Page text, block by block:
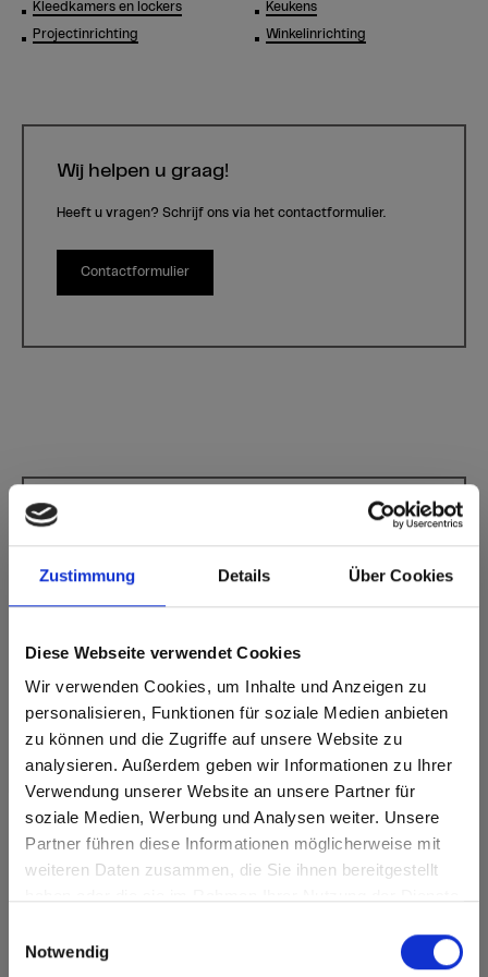
Zustimmung Details Über Cookies
Diese Webseite verwendet Cookies
Wir verwenden Cookies, um Inhalte und Anzeigen zu
personalisieren, Funktionen für soziale Medien anbieten
zu können und die Zugriffe auf unsere Website zu
analysieren. Außerdem geben wir Informationen zu Ihrer
Verwendung unserer Website an unsere Partner für
soziale Medien, Werbung und Analysen weiter. Unsere
Partner führen diese Informationen möglicherweise mit
weiteren Daten zusammen, die Sie ihnen bereitgestellt
Notwendig
sr.modal is not closeable
Are you based in the Verenigde
Staten?
rest of the world!
Kleedkamers en lockers
Projectinrichting
Keukens
Winkelinrichting
Wij helpen u graag!
Heeft u vragen? Schrijf ons via het contactformulier.
Contactformulier
Max decorative laminates - HPL 0085 White
Een vergelijking met het originele monster is altijd
noodzakelijk!
Productkenmerken
Duurzaam
Gemakkelijk schoon te
maken
Krasvast
Oplosmiddelbestendig Hygiënisch
Oppervlaktekenmerken